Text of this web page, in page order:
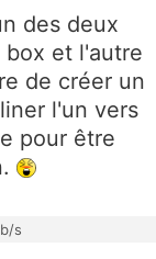
des deux
et l'autre
de créer un
l'un vers
pour être
s